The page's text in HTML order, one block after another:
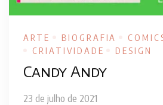
ARTE BIOGRAFIA
CRIATIVIDADE
DESIGN
Candy Andy
23 de julho de 2021